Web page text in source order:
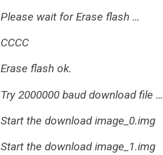
Please wait for Erase flash …
CCCC
Erase flash ok.
Try 2000000 baud download file …
Start the download image_0.img
Start the download image_1.img